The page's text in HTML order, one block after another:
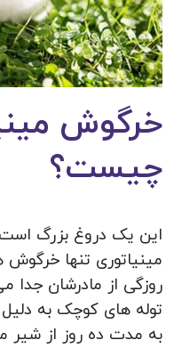
خرگوش
چیست؟
این یک دروغ بزرگ
مینیاتوری تنها
روزگی از مادرشان جدا
توله های کوچک به
به مدت ده روز از شیر